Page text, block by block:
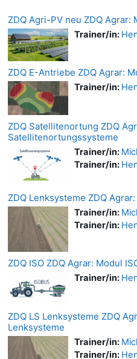
ZDQ Agri-PV neu ZDQ Agrar:
Trainer/in:
ZDQ E-Antriebe ZDQ Agrar:
Trainer/in:
ZDQ Satellitenortung ZDQ
Satellitenortungssysteme
Trainer/in:
Trainer/in:
ZDQ Lenksysteme ZDQ
Trainer/in:
Trainer/in:
ZDQ ISO ZDQ Agrar: Modul
Trainer/in:
ZDQ LS Lenksysteme ZDQ
Lenksysteme
Trainer/in:
Trainer/in: